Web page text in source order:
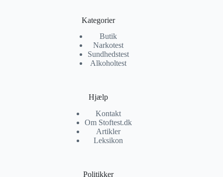
Kategorier
Butik
Narkotest
Sundhedstest
Alkoholtest
Hjælp
Kontakt
Om Stoftest.dk
Artikler
Leksikon
Politikker